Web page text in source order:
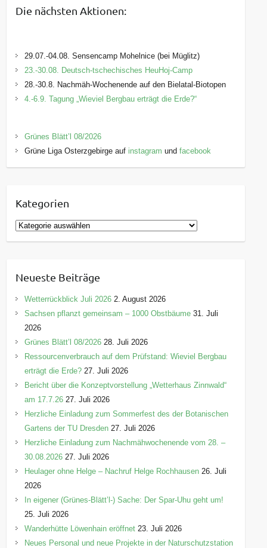
Die nächsten Aktionen:
29.07.-04.08. Sensencamp Mohelnice (bei Müglitz)
23.-30.08. Deutsch-tschechisches HeuHoj-Camp
28.-30.8. Nachmäh-Wochenende auf den Bielatal-Biotopen
4.-6.9. Tagung „Wieviel Bergbau erträgt die Erde?“
Grünes Blätt’l 08/2026
Grüne Liga Osterzgebirge auf instagram undfacebook
Kategorien
K
a
g
o
r
e
n
Neueste Beiträge
Wetterrückblick Juli 2026 2. August 2026
Sachsen pflanzt gemeinsam – 1000 Obstbäume 31. Juli
2026
Grünes Blätt’l 08/2026 28. Juli 2026
Ressourcenverbrauch auf dem Prüfstand: Wieviel Bergbau
erträgt die Erde? 27. Juli 2026
Bericht über die Konzeptvorstellung „Wetterhaus Zinnwald“
am 17.7.26 27. Juli 2026
Herzliche Einladung zum Sommerfest des der Botanischen
Gartens der TU Dresden 27. Juli 2026
Herzliche Einladung zum Nachmähwochenende vom 28. –
30.08.2026 27. Juli 2026
Heulager ohne Helge – Nachruf Helge Rochhausen 26. Juli
2026
In eigener (Grünes-Blätt’l-) Sache: Der Spar-Uhu geht um!
25. Juli 2026
Wanderhütte Löwenhain eröffnet 23. Juli 2026
Neues Personal und neue Projekte in der Naturschutzstation